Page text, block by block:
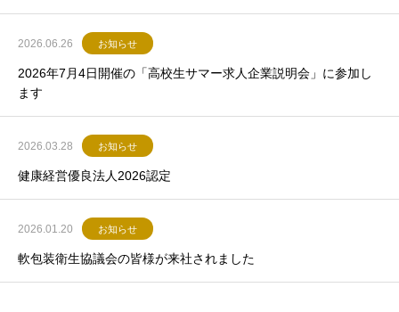
2026.06.26 お知らせ
2026年7月4日開催の「高校生サマー求人企業説明会」に参加し
ます
2026.03.28 お知らせ
健康経営優良法人2026認定
2026.01.20 お知らせ
軟包装衛生協議会の皆様が来社されました